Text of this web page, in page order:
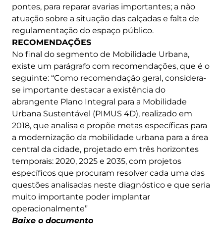
pontes, para reparar avarias importantes; a não
atuação sobre a situação das calçadas e falta de
regulamentação do espaço público.
RECOMENDAÇÕES
No final do segmento de Mobilidade Urbana,
existe um parágrafo com recomendações, que é o
seguinte: “Como recomendação geral, considera-
se importante destacar a existência do
abrangente Plano Integral para a Mobilidade
Urbana Sustentável (PIMUS 4D), realizado em
2018, que analisa e propõe metas específicas para
a modernização da mobilidade urbana para a área
central da cidade, projetado em três horizontes
temporais: 2020, 2025 e 2035, com projetos
específicos que procuram resolver cada uma das
questões analisadas neste diagnóstico e que seria
muito importante poder implantar
operacionalmente”
Baixe o documento